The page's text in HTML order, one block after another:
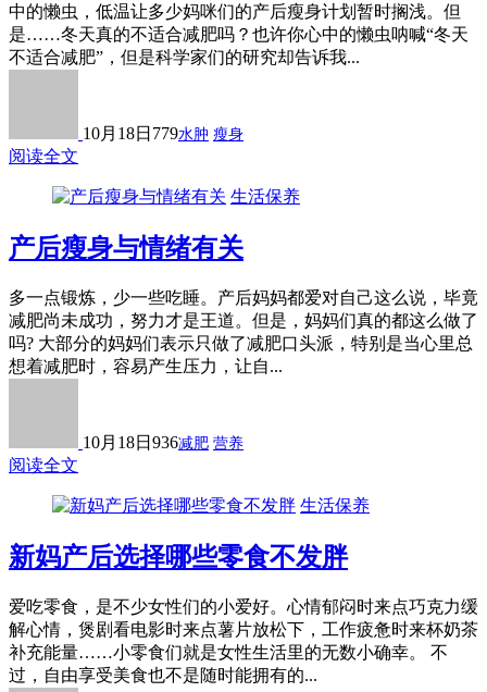
中的懒虫，低温让多少妈咪们的产后瘦身计划暂时搁浅。但
是……冬天真的不适合减肥吗？也许你心中的懒虫呐喊“冬天
不适合减肥”，但是科学家们的研究却告诉我...
10月18日 779水肿 瘦身
阅读全文
生活保养
产后瘦身与情绪有关
多一点锻炼，少一些吃睡。产后妈妈都爱对自己这么说，毕竟
减肥尚未成功，努力才是王道。但是，妈妈们真的都这么做了
吗? 大部分的妈妈们表示只做了减肥口头派，特别是当心里总
想着减肥时，容易产生压力，让自...
10月18日 936减肥 营养
阅读全文
生活保养
新妈产后选择哪些零食不发胖
爱吃零食，是不少女性们的小爱好。心情郁闷时来点巧克力缓
解心情，煲剧看电影时来点薯片放松下，工作疲惫时来杯奶茶
补充能量……小零食们就是女性生活里的无数小确幸。 不
过，自由享受美食也不是随时能拥有的...